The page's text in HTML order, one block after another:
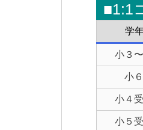
■1:1
学
小３
小６
小４
小５